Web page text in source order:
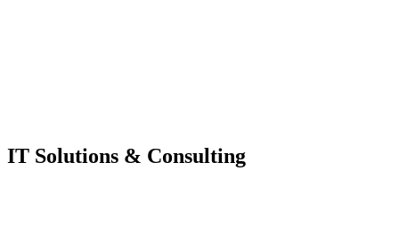
IT Solutions & Consulting